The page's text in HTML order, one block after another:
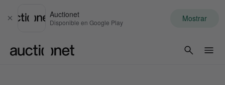
Cerrar
Auctionet
Disponible en Google Play Mostrar